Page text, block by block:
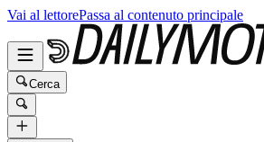
Vai al lettorePassa al contenuto principale
Cerca